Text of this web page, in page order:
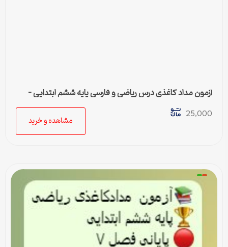
آزمون مداد کاغذی درس ریاضی و فارسی پایه ششم ابتدایی –
بهمن ماه
25,000
مشاهده و خرید